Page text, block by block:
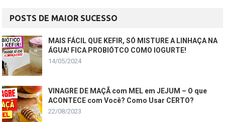
POSTS DE MAIOR SUCESSO
MAIS FÁCIL QUE KEFIR, SÓ MISTURE A LINHAÇA NA
ÁGUA! FICA PROBIÓTCO COMO IOGURTE!
14/05/2024
VINAGRE DE MAÇÃ com MEL em JEJUM – O que
ACONTECE com Você? Como Usar CERTO?
22/08/2023